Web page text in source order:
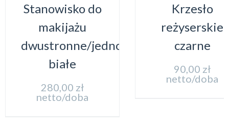
Stanowisko do
makijażu
dwustronne/jednostronne
białe
280,00 zł
netto/doba
Krzesło
reżyserskie
czarne
90,00 zł
netto/doba